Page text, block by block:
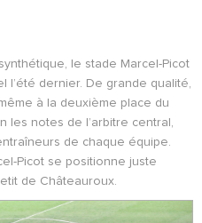
le stade Marcel-Picot
dernier. De grande qualité,
à la deuxième place du
les notes de l’arbitre central,
de chaque équipe.
Picot se positionne juste
de Châteauroux.